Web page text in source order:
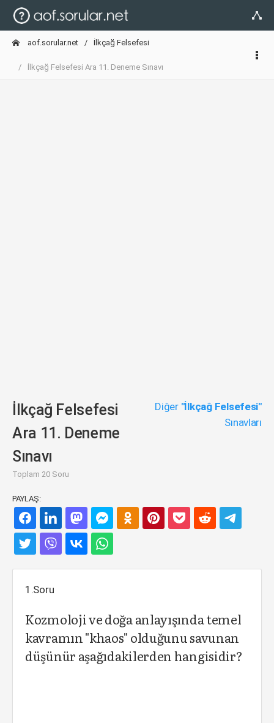
aof.sorular.net İlkçağ Felsefesi
İlkçağ Felsefesi Ara 11. Deneme Sınavı
İlkçağ Felsefesi
Ara 11. Deneme
Sınavı
Toplam 20 Soru
Diğer "İlkçağ Felsefesi"
Sınavları
PAYLAŞ:
1.Soru
Kozmoloji ve doğa anlayışında temel
kavramın "khaos" olduğunu savunan
düşünür aşağıdakilerden hangisidir?